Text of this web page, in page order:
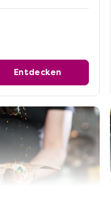
Entdecken